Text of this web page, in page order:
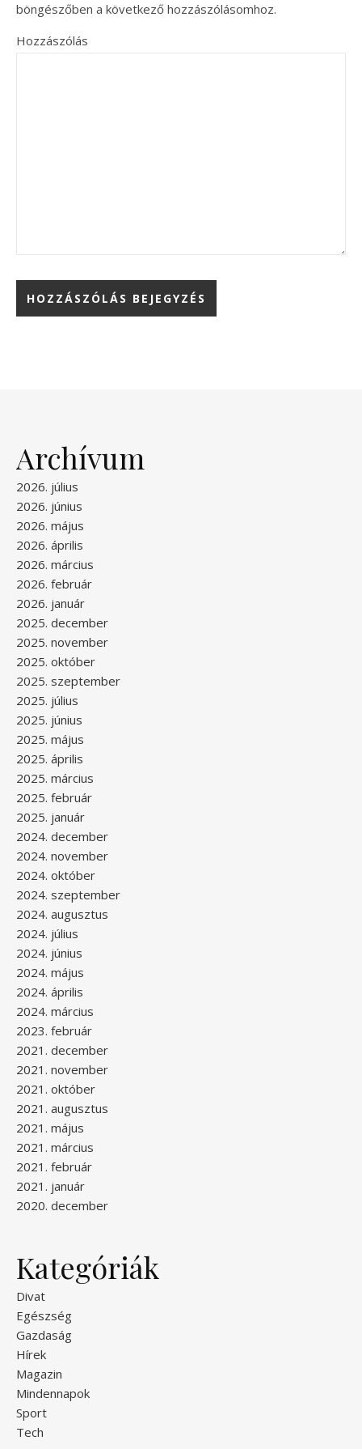
böngészőben a következő hozzászólásomhoz.
Hozzászólás
Archívum
2026. július
2026. június
2026. május
2026. április
2026. március
2026. február
2026. január
2025. december
2025. november
2025. október
2025. szeptember
2025. július
2025. június
2025. május
2025. április
2025. március
2025. február
2025. január
2024. december
2024. november
2024. október
2024. szeptember
2024. augusztus
2024. július
2024. június
2024. május
2024. április
2024. március
2023. február
2021. december
2021. november
2021. október
2021. augusztus
2021. május
2021. március
2021. február
2021. január
2020. december
Kategóriák
Divat
Egészség
Gazdaság
Hírek
Magazin
Mindennapok
Sport
Tech